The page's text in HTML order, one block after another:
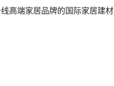
高端家居品牌的国际家居建材